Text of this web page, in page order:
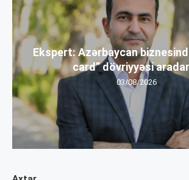
Ekspert: Azərbaycan
card” dövriyyəsi
03/08/2026